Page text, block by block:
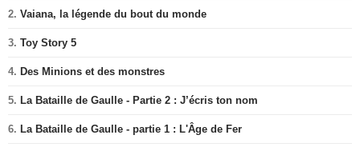
2. Vaiana, la légende du bout du monde
3. Toy Story 5
4. Des Minions et des monstres
5. La Bataille de Gaulle - Partie 2 : J’écris ton nom
6. La Bataille de Gaulle - partie 1 : L'Âge de Fer